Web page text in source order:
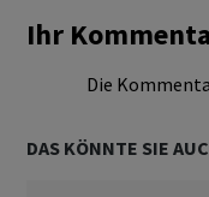
Ihr
Die
DAS KÖNNTE SIE